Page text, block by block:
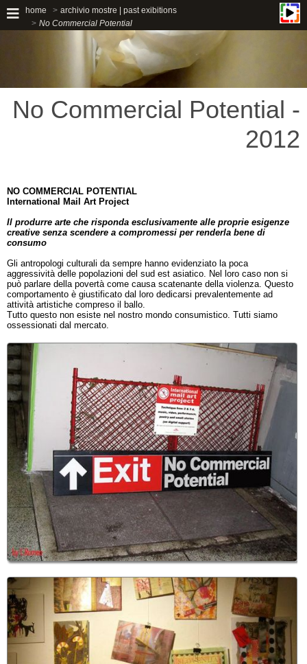
home
archivio mostre | past exibitions
No Commercial Potential
No Commercial Potential -
2012
NO COMMERCIAL POTENTIAL
International Mail Art Project
Il produrre arte che risponda esclusivamente alle proprie esigenze
creative senza scendere a compromessi per renderla bene di
consumo
Gli antropologi culturali da sempre hanno evidenziato la poca
aggressività delle popolazioni del sud est asiatico. Nel loro caso non si
può parlare della povertà come causa scatenante della violenza. Questo
comportamento è giustificato dal loro dedicarsi prevalentemente ad
attività artistiche compreso il ballo.
Tutto questo non esiste nel nostro mondo consumistico. Tutti siamo
ossessionati dal mercato.